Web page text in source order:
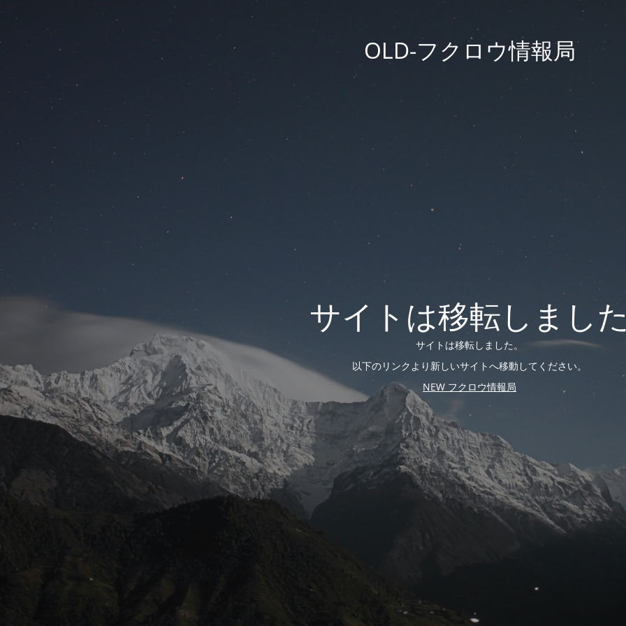
OLD-フクロウ情報局
サイトは移転しまし
サイトは移転しました。
以下のリンクより新しいサイトへ移動してください。
NEW フクロウ情報局